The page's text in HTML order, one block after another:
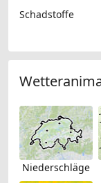
Schadstoffe
Niederschläge